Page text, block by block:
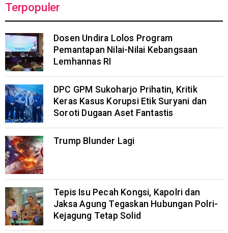
Terpopuler
Dosen Undira Lolos Program
Pemantapan Nilai-Nilai Kebangsaan
Lemhannas RI
DPC GPM Sukoharjo Prihatin, Kritik
Keras Kasus Korupsi Etik Suryani dan
Soroti Dugaan Aset Fantastis
Trump Blunder Lagi
Tepis Isu Pecah Kongsi, Kapolri dan
Jaksa Agung Tegaskan Hubungan Polri-
Kejagung Tetap Solid